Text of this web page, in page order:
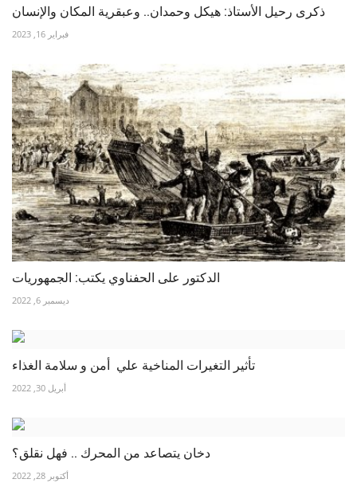
ذكرى رحيل الأستاذ: هيكل وحمدان.. وعبقرية المكان والإنسان
فبراير 16, 2023
الدكتور على الحفناوي يكتب: الجمهوريات
ديسمبر 6, 2022
تأثير التغيرات المناخية علي أمن و سلامة الغذاء
أبريل 30, 2022
دخان يتصاعد من المحرك .. فهل نقلق؟
أكتوبر 28, 2022